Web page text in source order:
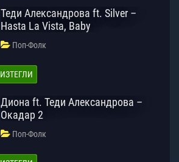
Теди Александрова ft. Silver –
Hasta La Vista, Baby
Поп-Фолк
ИЗТЕГЛИ
Диона ft. Теди Александрова –
Окадар 2
Поп-Фолк